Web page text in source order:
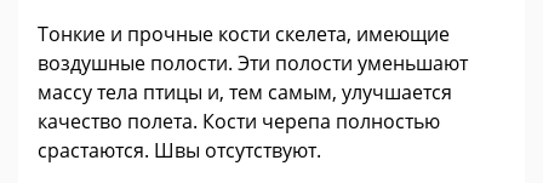
Тонкие и прочные кости скелета, имеющие
воздушные полости. Эти полости уменьшают
массу тела птицы и, тем самым, улучшается
качество полета. Кости черепа полностью
срастаются. Швы отсутствуют.